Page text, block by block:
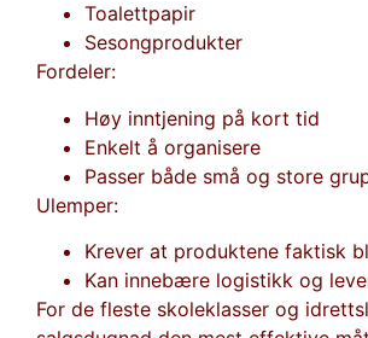
Toalettpapir
Sesongprodukter
Fordeler:
Høy inntjening på kort tid
Enkelt å organisere
Passer både små og store
Ulemper:
Krever at produktene faktisk
Kan innebære logistikk og
For de fleste skoleklasser og